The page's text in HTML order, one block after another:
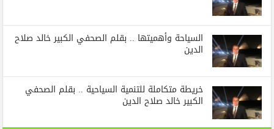
السياحة وأهميتها .. بقلم الصحفي الكبير خالد صلاح
الدين
خريطة متكاملة للتنمية السياحية .. بقلم الصحفي
الكبير خالد صلاح الدين